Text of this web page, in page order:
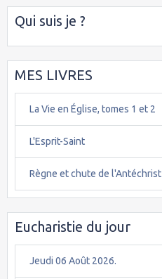
Qui suis je ?
MES LIVRES
La Vie en Église, tomes 1 et 2
L'Esprit-Saint
Règne et chute de l'Antéchrist
Eucharistie du jour
Jeudi 06 Août 2026.